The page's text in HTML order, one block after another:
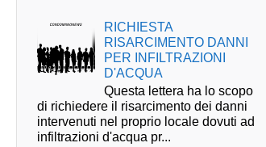
RICHIESTA
RISARCIMENTO DANNI
PER INFILTRAZIONI
D'ACQUA
Questa lettera ha lo scopo
di richiedere il risarcimento dei danni
intervenuti nel proprio locale dovuti ad
infiltrazioni d'acqua pr...